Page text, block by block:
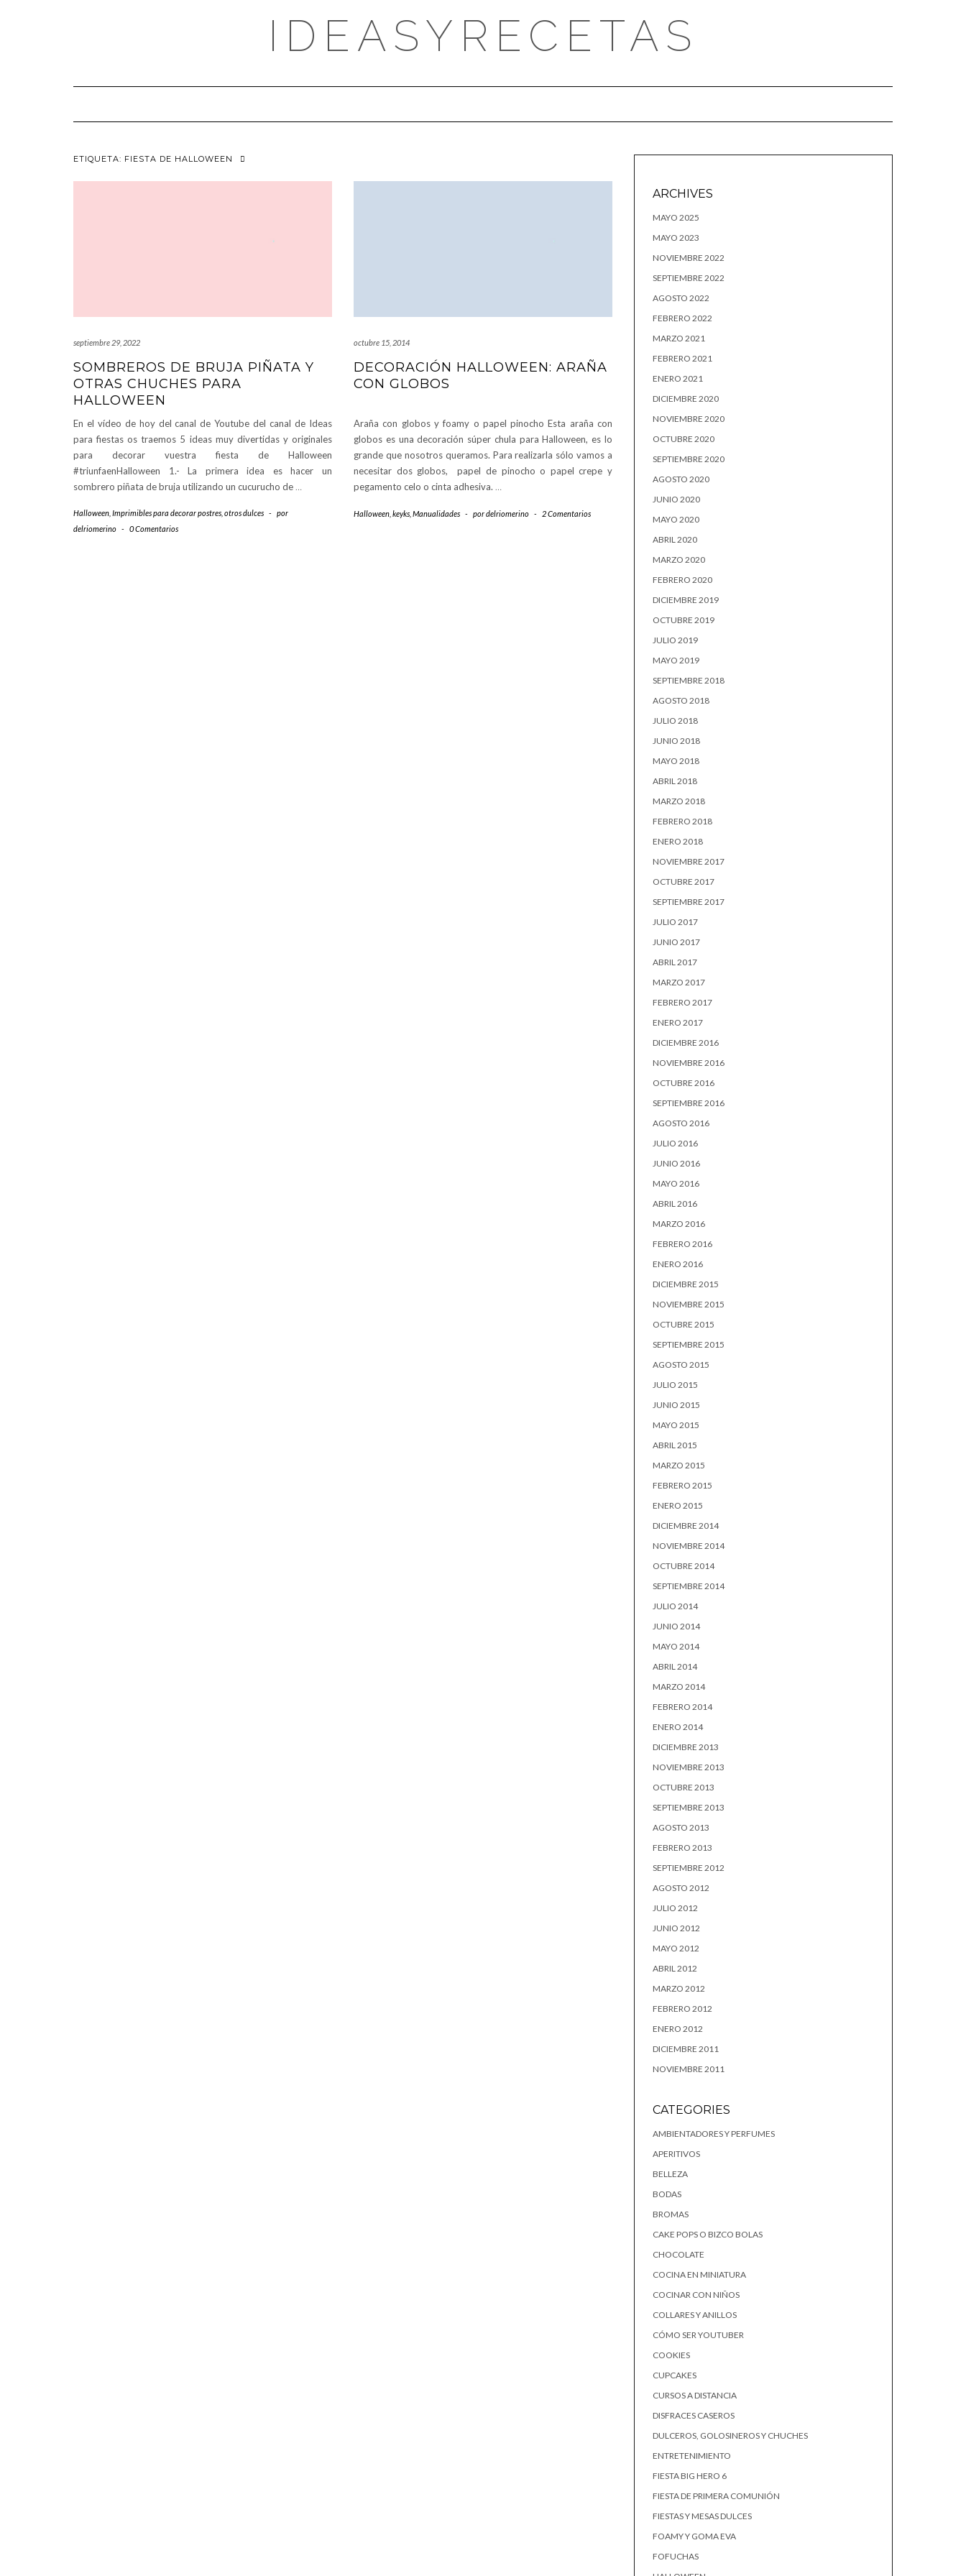
IDEASYRECETAS
ETIQUETA: FIESTA DE HALLOWEEN
septiembre 29, 2022
SOMBREROS DE BRUJA PIÑATA Y
OTRAS CHUCHES PARA
HALLOWEEN
En el vídeo de hoy del canal de Youtube del canal de Ideas
para fiestas os traemos 5 ideas muy divertidas y originales
para decorar vuestra fiesta de Halloween
#triunfaenHalloween 1.- La primera idea es hacer un
sombrero piñata de bruja utilizando un cucurucho de…
Halloween Imprimibles para decorar postres otros dulces -
por
delriomerino - 0 Comentarios
octubre 15, 2014
DECORACIÓN HALLOWEEN: ARAÑA
CON GLOBOS
Araña con globos y foamy o papel pinocho Esta araña con
globos es una decoración súper chula para Halloween, es lo
grande que nosotros queramos. Para realizarla sólo vamos a
necesitar dos globos, papel de pinocho o papel crepe y
pegamento celo o cinta adhesiva. …
Halloween keyks Manualidades - pordelriomerino - 2 Comentarios
ARCHIVES
MAYO 2025
MAYO 2023
NOVIEMBRE 2022
SEPTIEMBRE 2022
AGOSTO 2022
FEBRERO 2022
MARZO 2021
FEBRERO 2021
ENERO 2021
DICIEMBRE 2020
NOVIEMBRE 2020
OCTUBRE 2020
SEPTIEMBRE 2020
AGOSTO 2020
JUNIO 2020
MAYO 2020
ABRIL 2020
MARZO 2020
FEBRERO 2020
DICIEMBRE 2019
OCTUBRE 2019
JULIO 2019
MAYO 2019
SEPTIEMBRE 2018
AGOSTO 2018
JULIO 2018
JUNIO 2018
MAYO 2018
ABRIL 2018
MARZO 2018
FEBRERO 2018
ENERO 2018
NOVIEMBRE 2017
OCTUBRE 2017
SEPTIEMBRE 2017
JULIO 2017
JUNIO 2017
ABRIL 2017
MARZO 2017
FEBRERO 2017
ENERO 2017
DICIEMBRE 2016
NOVIEMBRE 2016
OCTUBRE 2016
SEPTIEMBRE 2016
AGOSTO 2016
JULIO 2016
JUNIO 2016
MAYO 2016
ABRIL 2016
MARZO 2016
FEBRERO 2016
ENERO 2016
DICIEMBRE 2015
NOVIEMBRE 2015
OCTUBRE 2015
SEPTIEMBRE 2015
AGOSTO 2015
JULIO 2015
JUNIO 2015
MAYO 2015
ABRIL 2015
MARZO 2015
FEBRERO 2015
ENERO 2015
DICIEMBRE 2014
NOVIEMBRE 2014
OCTUBRE 2014
SEPTIEMBRE 2014
JULIO 2014
JUNIO 2014
MAYO 2014
ABRIL 2014
MARZO 2014
FEBRERO 2014
ENERO 2014
DICIEMBRE 2013
NOVIEMBRE 2013
OCTUBRE 2013
SEPTIEMBRE 2013
AGOSTO 2013
FEBRERO 2013
SEPTIEMBRE 2012
AGOSTO 2012
JULIO 2012
JUNIO 2012
MAYO 2012
ABRIL 2012
MARZO 2012
FEBRERO 2012
ENERO 2012
DICIEMBRE 2011
NOVIEMBRE 2011
CATEGORIES
AMBIENTADORES Y PERFUMES
APERITIVOS
BELLEZA
BODAS
BROMAS
CAKE POPS O BIZCO BOLAS
CHOCOLATE
COCINA EN MINIATURA
COCINAR CON NIÑOS
COLLARES Y ANILLOS
CÓMO SER YOUTUBER
COOKIES
CUPCAKES
CURSOS A DISTANCIA
DISFRACES CASEROS
DULCEROS, GOLOSINEROS Y CHUCHES
ENTRETENIMIENTO
FIESTA BIG HERO 6
FIESTA DE PRIMERA COMUNIÓN
FIESTAS Y MESAS DULCES
FOAMY Y GOMA EVA
FOFUCHAS